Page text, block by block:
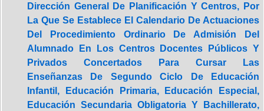
Dirección General De Planificación Y Centros, Por
La Que Se Establece El Calendario De Actuaciones
Del Procedimiento Ordinario De Admisión Del
Alumnado En Los Centros Docentes Públicos Y
Privados Concertados Para Cursar Las
Enseñanzas De Segundo Ciclo De Educación
Infantil, Educación Primaria, Educación Especial,
Educación Secundaria Obligatoria Y Bachillerato,